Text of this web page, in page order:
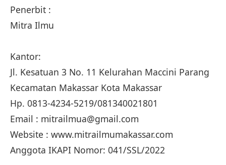
Penerbit :
Mitra Ilmu
Kantor:
Jl. Kesatuan 3 No. 11 Kelurahan Maccini Parang
Kecamatan Makassar Kota Makassar
Hp. 0813-4234-5219/081340021801
Email : mitrailmua@gmail.com
Website : www.mitrailmumakassar.com
Anggota IKAPI Nomor: 041/SSL/2022